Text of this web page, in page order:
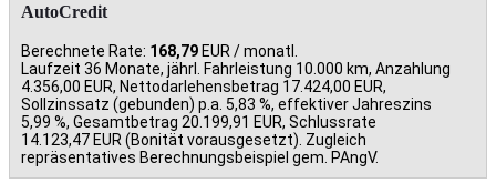
AutoCredit
Berechnete Rate: 168,79EUR / monatl.
Laufzeit 36 Monate, jährl. Fahrleistung 10.000 km, Anzahlung
4.356,00 EUR, Nettodarlehensbetrag 17.424,00 EUR,
Sollzinssatz (gebunden) p.a. 5,83 %, effektiver Jahreszins
5,99 %, Gesamtbetrag 20.199,91 EUR, Schlussrate
14.123,47 EUR (Bonität vorausgesetzt). Zugleich
repräsentatives Berechnungsbeispiel gem. PAngV.